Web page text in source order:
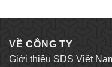
VỀ CÔNG TY
Giới thiệu SDS Việt